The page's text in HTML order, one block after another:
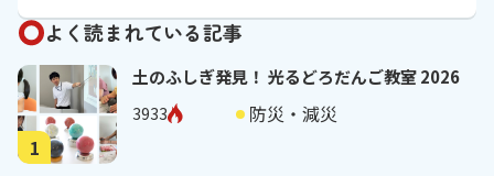
よく読まれている記事
1
土のふしぎ発見！ 光るどろだんご教室 2026
3933 防災・減災